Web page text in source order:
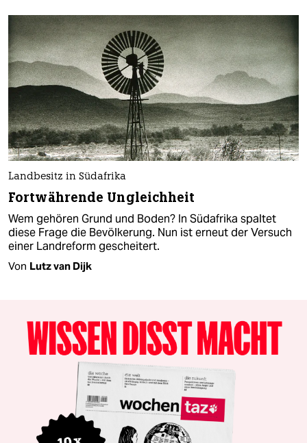
Landbesitz in Südafrika
Fortwährende Ungleichheit
Wem gehören Grund und Boden? In Südafrika spaltet
diese Frage die Bevölkerung. Nun ist erneut der Versuch
einer Landreform gescheitert.
Von Lutz van Dijk